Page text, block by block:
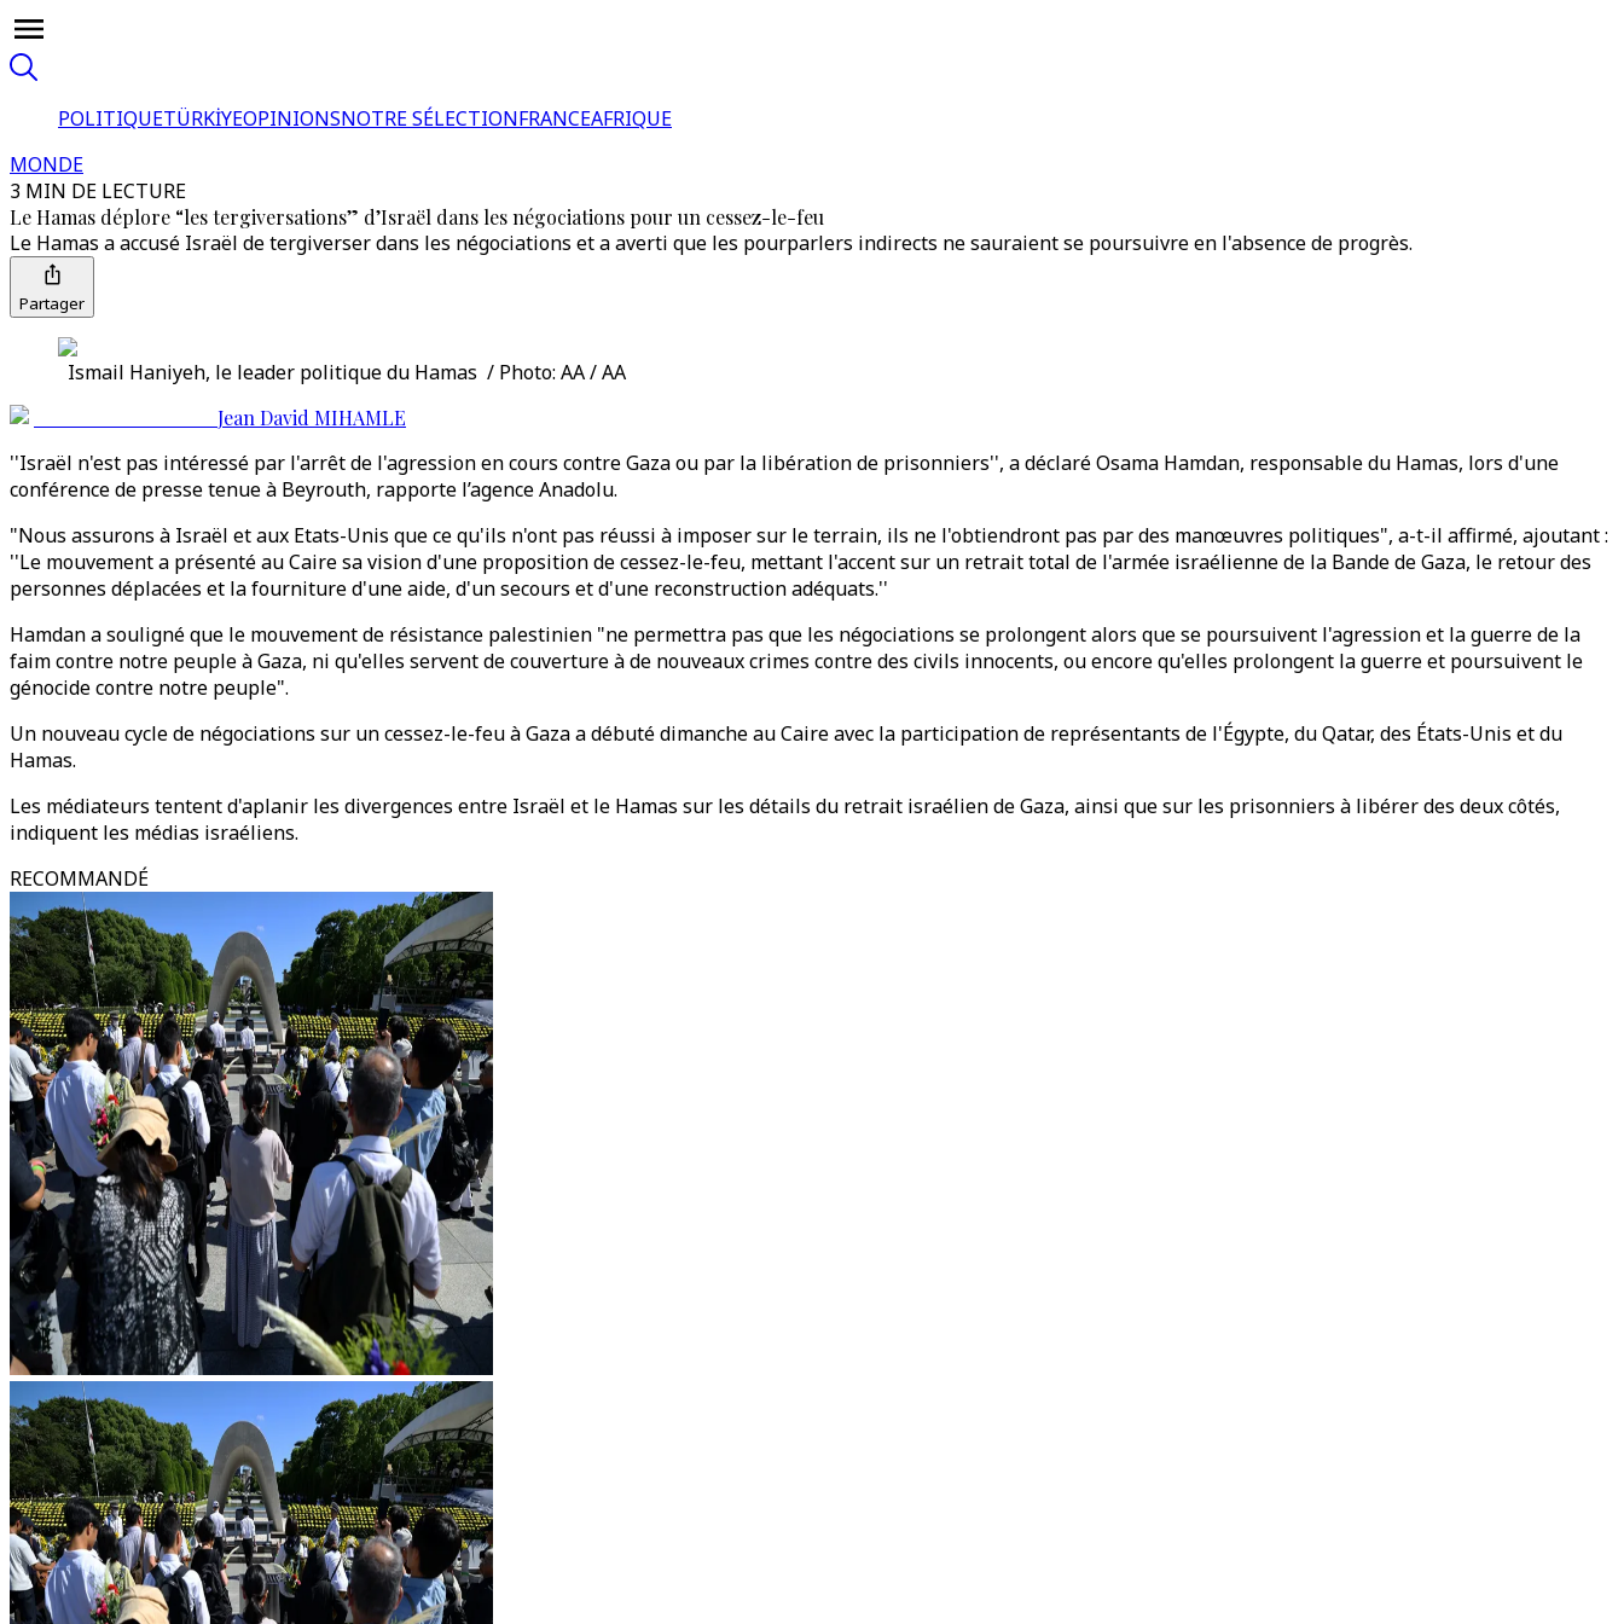
POLITIQUETÜRKİYEOPINIONSNOTRE SÉLECTIONFRANCEAFRIQUE
MONDE
3 MIN DE LECTURE
Le Hamas déplore “les tergiversations” d’Israël dans les négociations pour un cessez-le-feu
Le Hamas a accusé Israël de tergiverser dans les négociations et a averti que les pourparlers indirects ne sauraient se poursuivre en l'absence de progrès.
Partager
Ismail Haniyeh, le leader politique du Hamas / Photo: AA / AA
Jean David MIHAMLE
''Israël n'est pas intéressé par l'arrêt de l'agression en cours contre Gaza ou par la libération de prisonniers'', a déclaré Osama Hamdan, responsable du Hamas, lors d'une
conférence de presse tenue à Beyrouth, rapporte l’agence Anadolu.
"Nous assurons à Israël et aux Etats-Unis que ce qu'ils n'ont pas réussi à imposer sur le terrain, ils ne l'obtiendront pas par des manœuvres politiques", a-t-il affirmé, ajoutant :
''Le mouvement a présenté au Caire sa vision d'une proposition de cessez-le-feu, mettant l'accent sur un retrait total de l'armée israélienne de la Bande de Gaza, le retour des
personnes déplacées et la fourniture d'une aide, d'un secours et d'une reconstruction adéquats.''
Hamdan a souligné que le mouvement de résistance palestinien "ne permettra pas que les négociations se prolongent alors que se poursuivent l'agression et la guerre de la
faim contre notre peuple à Gaza, ni qu'elles servent de couverture à de nouveaux crimes contre des civils innocents, ou encore qu'elles prolongent la guerre et poursuivent le
génocide contre notre peuple".
Un nouveau cycle de négociations sur un cessez-le-feu à Gaza a débuté dimanche au Caire avec la participation de représentants de l'Égypte, du Qatar, des États-Unis et du
Hamas.
Les médiateurs tentent d'aplanir les divergences entre Israël et le Hamas sur les détails du retrait israélien de Gaza, ainsi que sur les prisonniers à libérer des deux côtés,
indiquent les médias israéliens.
RECOMMANDÉ